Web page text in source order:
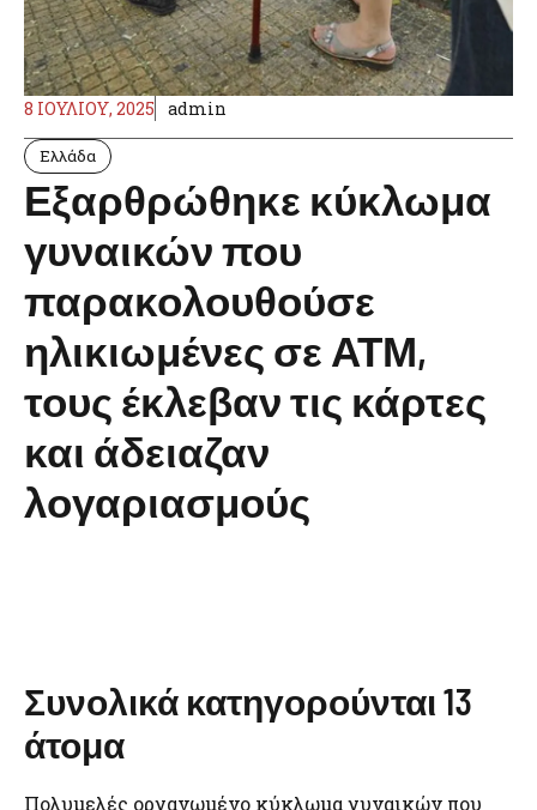
8 ΙΟΥΛΊΟΥ, 2025 admin
Ελλάδα
Εξαρθρώθηκε κύκλωμα
γυναικών που
παρακολουθούσε
ηλικιωμένες σε ΑΤΜ,
τους έκλεβαν τις κάρτες
και άδειαζαν
λογαριασμούς
Συνολικά κατηγορούνται 13
άτομα
Πολυμελές οργανωμένο κύκλωμα γυναικών που